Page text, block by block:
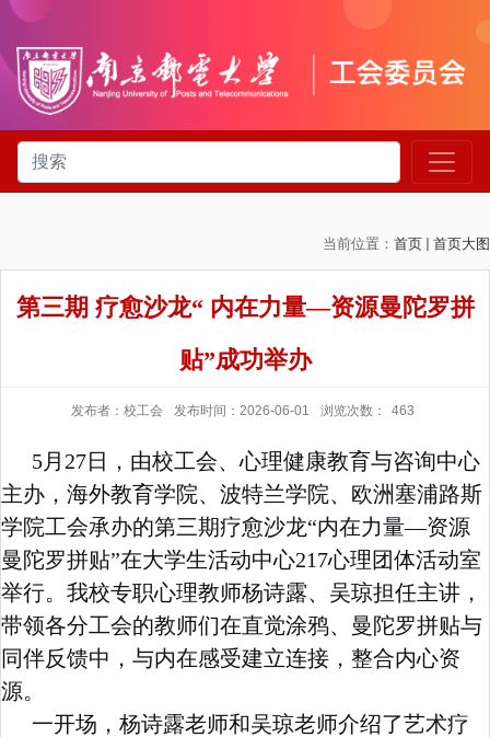
当前位置： 首页 首页大图
第三期 疗愈沙龙“ 内在力量—资源曼陀罗拼
贴”成功举办
发布者：校工会 发布时间：2026-06-01 浏览次数： 463
5月 27日，由校工会、心理健康教育与咨询中心
主办，海外教育学院、波特兰学院、欧洲塞浦路斯
学院工会承办的第三期疗愈沙龙“内在力量—资源
曼陀罗拼贴”在大学生活动中心217心理团体活动室
举行。我校专职心理教师杨诗露、吴琼担任主讲，
带领各分工会的教师们在直觉涂鸦、曼陀罗拼贴与
同伴反馈中，与内在感受建立连接，整合内心资
源。
一开场，杨诗露老师和吴琼老师介绍了艺术疗